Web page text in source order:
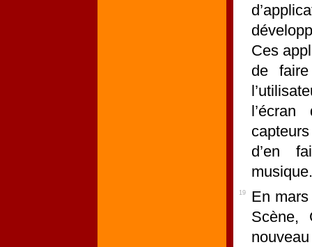
Ces
de
d’en
musique.
19
En
Scène,